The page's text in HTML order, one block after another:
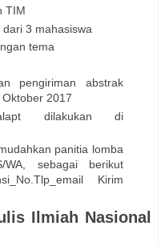
TIM
3 mahasiswa
tema
pengiriman abstrak
2017
dilakukan di
panitia lomba
sebagai berikut
Kirim
Ilmiah Nasional